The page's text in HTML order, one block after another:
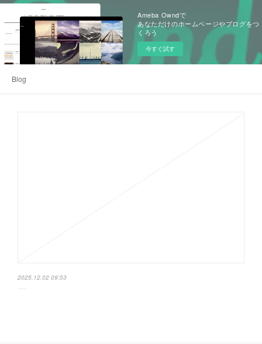
Ameba Owndで
あなただけのホームページやブログをつ
くろう
今すぐ試す
Blog
2025.12.02 09:53